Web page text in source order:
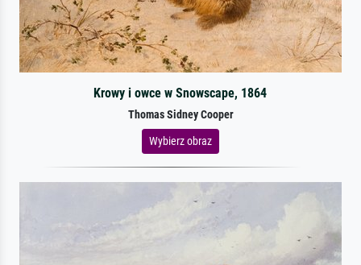
Krowy i owce w Snowscape, 1864
Thomas Sidney Cooper
Wybierz obraz